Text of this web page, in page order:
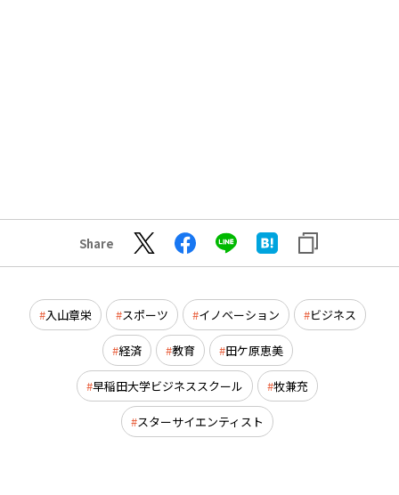
Share
入山章栄 スポーツ イノベーション ビジネス
経済 教育 田ケ原恵美
早稲田大学ビジネススクール 牧兼充
スターサイエンティスト